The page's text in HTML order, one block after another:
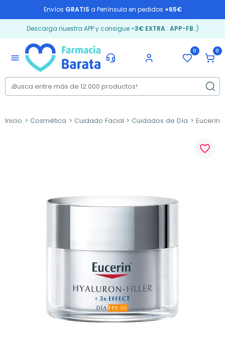
Envíos GRATIS a Península en pedidos +65€
Descarga nuestra APP y consigue -3€ EXTRA: APP-FB ;)
menu
0 0
Inicio Cosmética Cuidado Facial Cuidados de Día Eucerin
favorite_border